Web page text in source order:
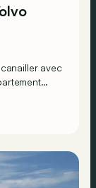
avec